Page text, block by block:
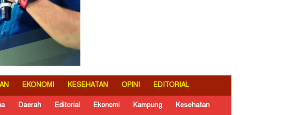
EKONOMI KESEHATAN OPINI EDITORIAL
Daerah Editorial Ekonomi Kampung Kesehatan